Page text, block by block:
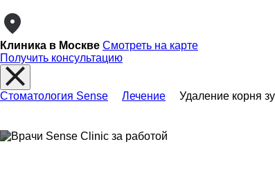
Клиника в Москве Смотреть на карте
Получить консультацию
Стоматология Sense Лечение Удаление корня